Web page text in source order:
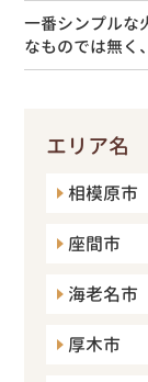
一番シンプルな
なものでは無く
エリア名
相模原市
座間市
海老名市
厚木市